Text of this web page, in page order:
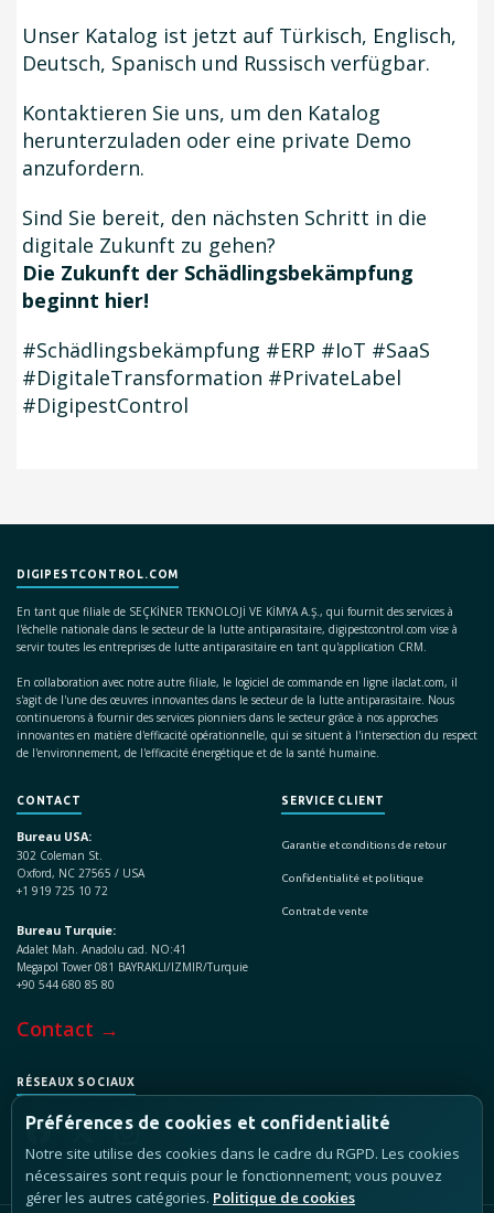
Unser Katalog ist jetzt auf Türkisch, Englisch,
Deutsch, Spanisch und Russisch verfügbar.
Kontaktieren Sie uns, um den Katalog
herunterzuladen oder eine private Demo
anzufordern.
Sind Sie bereit, den nächsten Schritt in die
digitale Zukunft zu gehen?
Die Zukunft der Schädlingsbekämpfung
beginnt hier!
#Schädlingsbekämpfung #ERP #IoT #SaaS
#DigitaleTransformation #PrivateLabel
#DigipestControl
DIGIPESTCONTROL.COM
En tant que filiale de SEÇKİNER TEKNOLOJİ VE KİMYA A.Ş., qui fournit des services à
l'échelle nationale dans le secteur de la lutte antiparasitaire, digipestcontrol.com vise à
servir toutes les entreprises de lutte antiparasitaire en tant qu'application CRM.
En collaboration avec notre autre filiale, le logiciel de commande en ligne ilaclat.com, il
s'agit de l'une des œuvres innovantes dans le secteur de la lutte antiparasitaire. Nous
continuerons à fournir des services pionniers dans le secteur grâce à nos approches
innovantes en matière d'efficacité opérationnelle, qui se situent à l'intersection du respect
de l'environnement, de l'efficacité énergétique et de la santé humaine.
CONTACT
Bureau USA:
302 Coleman St.
Oxford, NC 27565 / USA
+1 919 725 10 72
Bureau Turquie:
Adalet Mah. Anadolu cad. NO:41
Megapol Tower 081 BAYRAKLI/IZMIR/Turquie
+90 544 680 85 80
Contact →
SERVICE CLIENT
Garantie et conditions de retour
Confidentialité et politique
Contrat de vente
RÉSEAUX SOCIAUX
Préférences de cookies et confidentialité
Notre site utilise des cookies dans le cadre du RGPD. Les cookies
nécessaires sont requis pour le fonctionnement; vous pouvez
gérer les autres catégories. Politique de cookies